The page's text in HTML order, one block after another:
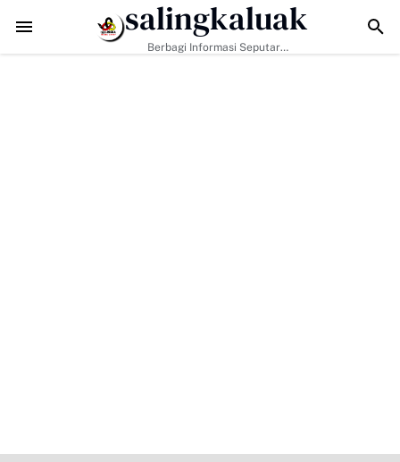
TMMD ke-129 Kodim 0306/50 Kota Pacu Pengerasan Jalan,
salingkaluak
Berbagi Informasi Seputar